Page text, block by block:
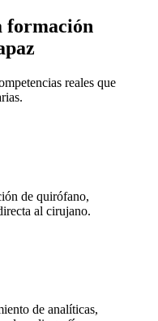
formación
reales que
de quirófano,
al cirujano.
de analíticas,